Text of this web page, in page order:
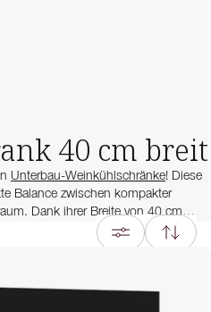
40 cm breit
Unterbau-Weinkühlschränke! Diese
Balance zwischen kompakter
Dank ihrer Breite von 40 cm
in der Küche, fassen aber trotzdem
mit 1 oder 2
Weisswein und Champagner